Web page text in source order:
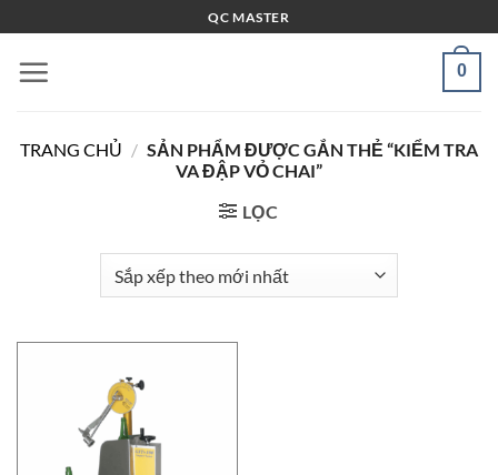
qua
nội
QC MASTER
0
TRANG CHỦ / SẢN PHẨM ĐƯỢC GẮN THẺ “KIỂM TRA
VA ĐẬP VỎ CHAI”
LỌC